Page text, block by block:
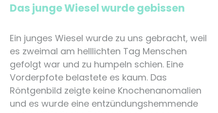
Das junge Wiesel wurde gebissen
Ein junges Wiesel wurde zu uns gebracht, weil
es zweimal am helllichten Tag Menschen
gefolgt war und zu humpeln schien. Eine
Vorderpfote belastete es kaum. Das
Röntgenbild zeigte keine Knochenanomalien
und es wurde eine entzündungshemmende